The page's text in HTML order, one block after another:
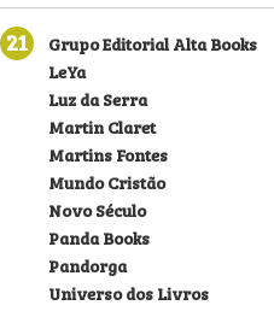
21
Grupo Editorial Alta Books
LeYa
Luz da Serra
Martin Claret
Martins Fontes
Mundo Cristão
Novo Século
Panda Books
Pandorga
Universo dos Livros